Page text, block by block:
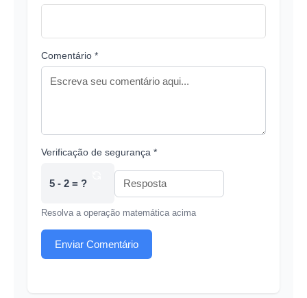
Comentário *
Verificação de segurança *
5 - 2 = ?
Resolva a operação matemática acima
Enviar Comentário